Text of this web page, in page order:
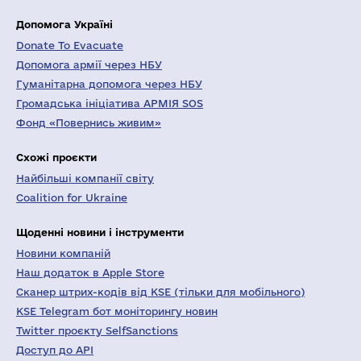
Допомога Україні
Donate To Evacuate
Допомога армії через НБУ
Гуманітарна допомога через НБУ
Громадська ініціатива АРМІЯ SOS
Фонд «Повернись живим»
Схожі проєкти
Найбільші компанії світу
Coalition for Ukraine
Щоденні новини і інструменти
Новини компаній
Наш додаток в Apple Store
Сканер штрих-кодів від KSE (тільки для мобільного)
KSE Telegram бот моніторингу новин
Twitter проєкту SelfSanctions
Доступ до API